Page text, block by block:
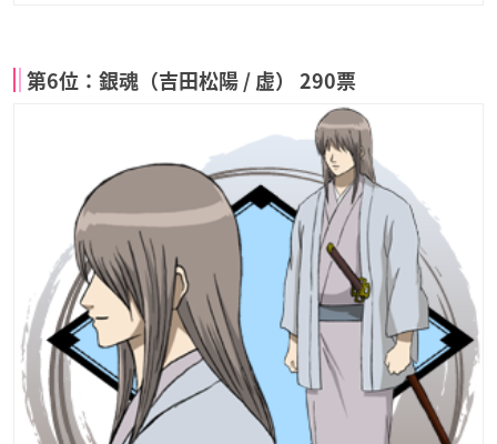
第6位：銀魂（吉田松陽 / 虚） 290票